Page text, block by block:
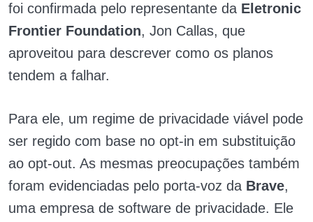
foi confirmada pelo representante da Eletronic
Frontier Foundation, Jon Callas, que
aproveitou para descrever como os planos
tendem a falhar.
Para ele, um regime de privacidade viável pode
ser regido com base no opt-in em substituição
ao opt-out. As mesmas preocupações também
foram evidenciadas pelo porta-voz da Brave,
uma empresa de software de privacidade. Ele